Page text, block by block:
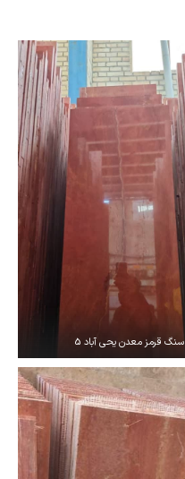
سنگ قرمز معدن یحی آباد 5